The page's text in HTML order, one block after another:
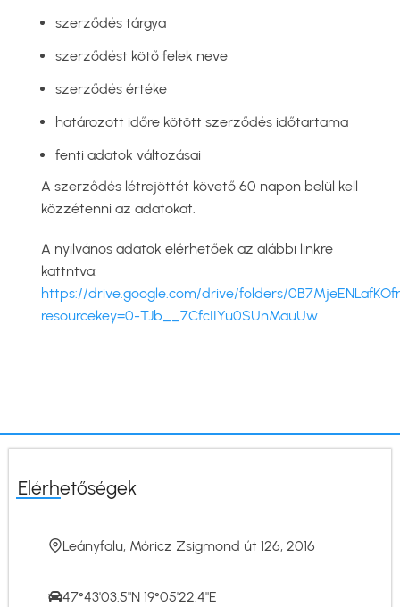
szerződés tárgya
szerződést kötő felek neve
szerződés értéke
határozott időre kötött szerződés időtartama
fenti adatok változásai
A szerződés létrejöttét követő 60 napon belül kell
közzétenni az adatokat.
A nyilvános adatok elérhetőek az alábbi linkre
kattntva:
https://drive.google.com/drive/folders/
resourcekey=0-TJb__7CfcIIYu0SUnMauUw
Elérhetőségek
Leányfalu, Móricz Zsigmond út 126, 2016
47°43'03.5"N 19°05'22.4"E